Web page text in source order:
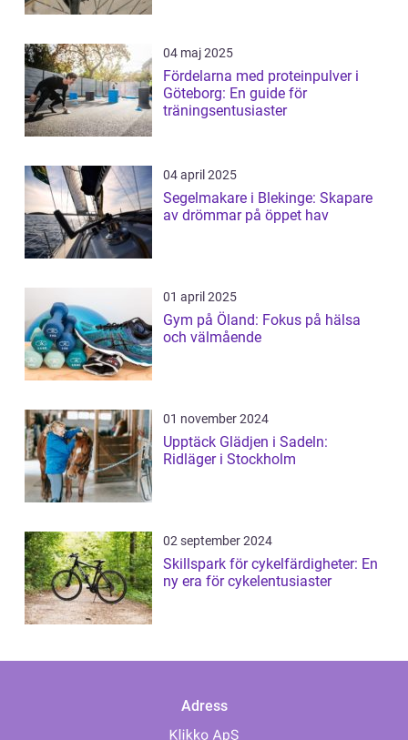
04 maj 2025
Fördelarna med proteinpulver i
Göteborg: En guide för
träningsentusiaster
04 april 2025
Segelmakare i Blekinge: Skapare
av drömmar på öppet hav
01 april 2025
Gym på Öland: Fokus på hälsa
och välmående
01 november 2024
Upptäck Glädjen i Sadeln:
Ridläger i Stockholm
02 september 2024
Skillspark för cykelfärdigheter: En
ny era för cykelentusiaster
Adress